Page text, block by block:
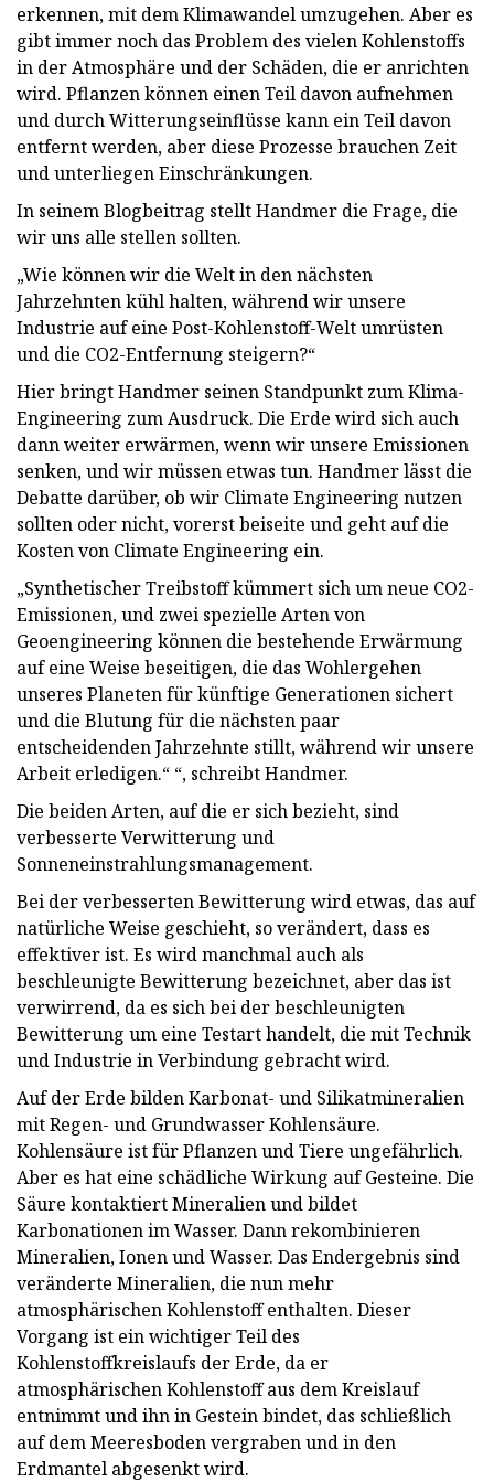
erkennen, mit dem Klimawandel umzugehen. Aber es
gibt immer noch das Problem des vielen Kohlenstoffs
in der Atmosphäre und der Schäden, die er anrichten
wird. Pflanzen können einen Teil davon aufnehmen
und durch Witterungseinflüsse kann ein Teil davon
entfernt werden, aber diese Prozesse brauchen Zeit
und unterliegen Einschränkungen.
In seinem Blogbeitrag stellt Handmer die Frage, die
wir uns alle stellen sollten.
„Wie können wir die Welt in den nächsten
Jahrzehnten kühl halten, während wir unsere
Industrie auf eine Post-Kohlenstoff-Welt umrüsten
und die CO2-Entfernung steigern?“
Hier bringt Handmer seinen Standpunkt zum Klima-
Engineering zum Ausdruck. Die Erde wird sich auch
dann weiter erwärmen, wenn wir unsere Emissionen
senken, und wir müssen etwas tun. Handmer lässt die
Debatte darüber, ob wir Climate Engineering nutzen
sollten oder nicht, vorerst beiseite und geht auf die
Kosten von Climate Engineering ein.
„Synthetischer Treibstoff kümmert sich um neue CO2-
Emissionen, und zwei spezielle Arten von
Geoengineering können die bestehende Erwärmung
auf eine Weise beseitigen, die das Wohlergehen
unseres Planeten für künftige Generationen sichert
und die Blutung für die nächsten paar
entscheidenden Jahrzehnte stillt, während wir unsere
Arbeit erledigen.“ “, schreibt Handmer.
Die beiden Arten, auf die er sich bezieht, sind
verbesserte Verwitterung und
Sonneneinstrahlungsmanagement.
Bei der verbesserten Bewitterung wird etwas, das auf
natürliche Weise geschieht, so verändert, dass es
effektiver ist. Es wird manchmal auch als
beschleunigte Bewitterung bezeichnet, aber das ist
verwirrend, da es sich bei der beschleunigten
Bewitterung um eine Testart handelt, die mit Technik
und Industrie in Verbindung gebracht wird.
Auf der Erde bilden Karbonat- und Silikatmineralien
mit Regen- und Grundwasser Kohlensäure.
Kohlensäure ist für Pflanzen und Tiere ungefährlich.
Aber es hat eine schädliche Wirkung auf Gesteine. Die
Säure kontaktiert Mineralien und bildet
Karbonationen im Wasser. Dann rekombinieren
Mineralien, Ionen und Wasser. Das Endergebnis sind
veränderte Mineralien, die nun mehr
atmosphärischen Kohlenstoff enthalten. Dieser
Vorgang ist ein wichtiger Teil des
Kohlenstoffkreislaufs der Erde, da er
atmosphärischen Kohlenstoff aus dem Kreislauf
entnimmt und ihn in Gestein bindet, das schließlich
auf dem Meeresboden vergraben und in den
Erdmantel abgesenkt wird.